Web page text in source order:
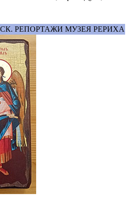
РЕПОРТАЖИ МУЗЕЯ РЕРИХА